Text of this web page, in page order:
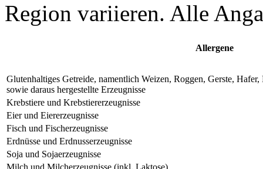
Region variieren. Alle
Allergene
Glutenhaltiges Getreide, namentlich Weizen, Roggen, Gerste,
sowie daraus hergestellte Erzeugnisse
Krebstiere und Krebstiererzeugnisse
Eier und Eiererzeugnisse
Fisch und Fischerzeugnisse
Erdnüsse und Erdnusserzeugnisse
Soja und Sojaerzeugnisse
Milch und Milcherzeugnisse (inkl. Laktose)